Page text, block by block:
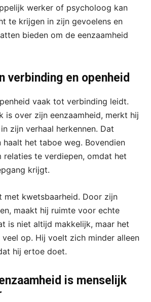
werker of psycholoog kan
te krijgen in zijn gevoelens en
bieden om de eenzaamheid
verbinding en openheid
vaak tot verbinding leidt.
is over zijn eenzaamheid, merkt hij
zijn verhaal herkennen. Dat
het taboe weg. Bovendien
relaties te verdiepen, omdat het
krijgt.
met kwetsbaarheid. Door zijn
maakt hij ruimte voor echte
is niet altijd makkelijk, maar het
op. Hij voelt zich minder alleen
hij ertoe doet.
is menselijk